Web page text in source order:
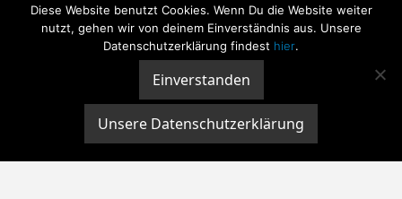
Datenschutzerklärung|Impressum
Diese Website benutzt Cookies. Wenn Du die Website weiter
nutzt, gehen wir von deinem Einverständnis aus. Unsere
Datenschutzerklärung findest hier.
Einverstanden
Unsere Datenschutzerklärung